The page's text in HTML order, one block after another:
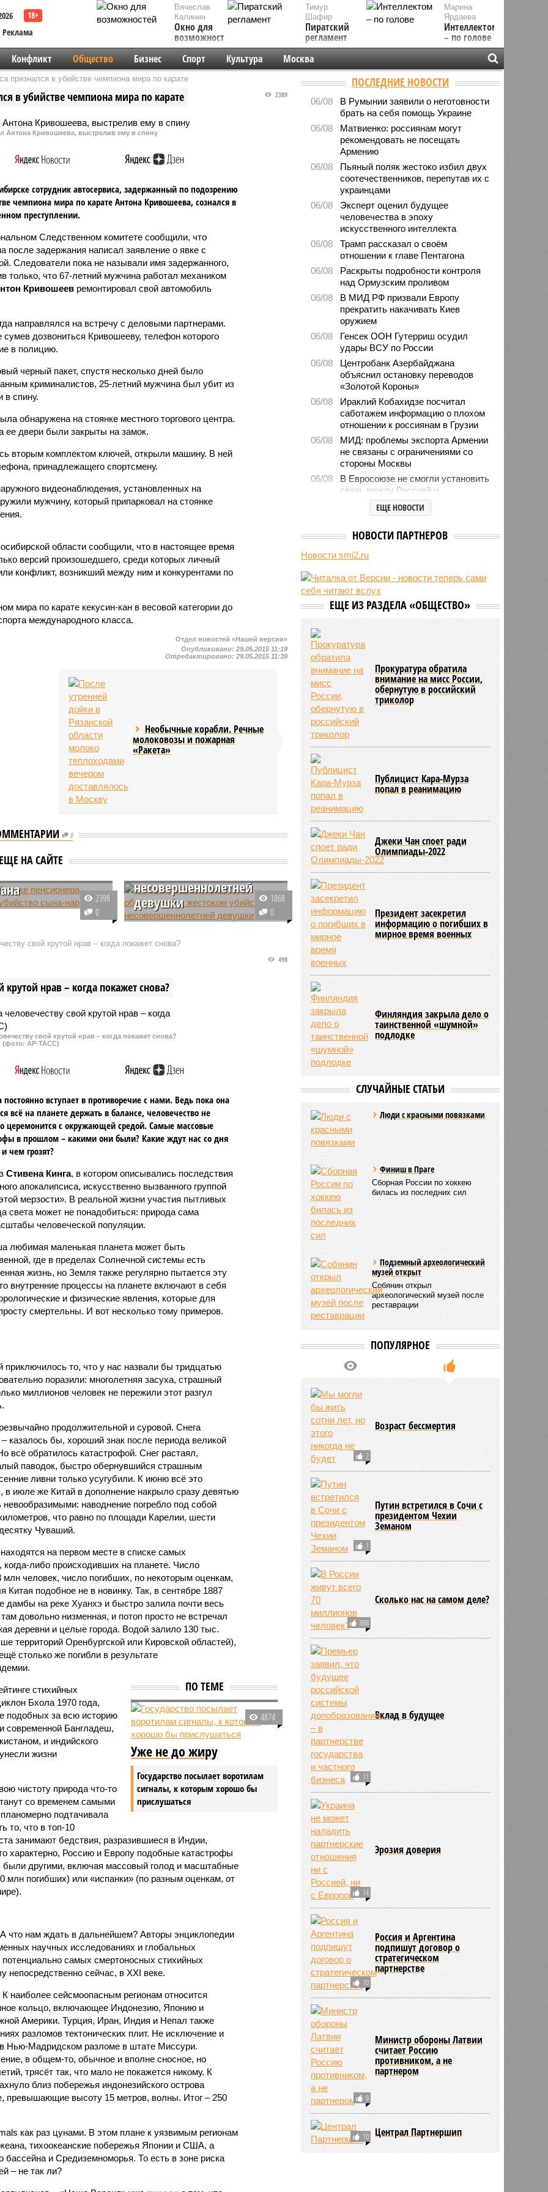
Реклама
Вячеслав
Калинин
Окно для
возможностей
Марина
Ярдаева
Интеллектом
– по голове
Тимур
Шафир
Пиратский
регламент
Конфликт Общество Бизнес Спорт Культура Москва
признался в убийстве чемпиона мира по карате
в убийстве чемпиона мира по карате 2389
Антона Кривошеева, выстрелив ему в спину
сотрудник автосервиса, задержанный по подозрению
чемпиона мира по карате Антона Кривошеева, сознался в
преступлении.
Следственном комитете сообщили, что
после задержания написал заявление о явке с
Следователи пока не называли имя задержанного,
только, что 67-летний мужчина работал механиком
Кривошеевремонтировал свой автомобиль
направлялся на встречу с деловыми партнерами.
дозвониться Кривошееву, телефон которого
в полицию.
черный пакет, спустя несколько дней было
криминалистов, 25-летний мужчина был убит из
в спину.
обнаружена на стоянке местного торгового центра.
ее двери были закрыты на замок.
вторым комплектом ключей, открыли машину. В ней
принадлежащего спортсмену.
видеонаблюдения, установленных на
мужчину, который припарковал на стоянке
области сообщили, что в настоящее время
версий произошедшего, среди которых личный
конфликт, возникший между ним и конкурентами по
мира по карате кекусин-кан в весовой категории до
международного класса.
Отдел новостей «Нашей версии»
Опубликовано:29.05.2015 11:19
Отредактировано:29.05.2015 11:39
Необычные корабли. Речные
молоковозы и пожарная
«Ракета»
0
ЕЩЕ НА САЙТЕ
осудили за
из города
сына-
2398
0
В Новосибирске
арестован обвиняемый в
несовершеннолетней
девушки
Суд Новосибирска сегодня
человека, обвиняемого в
множественными ножевыми
вечером на улице города.
1868
0
свой крутой нрав – когда покажет снова?
нрав – когда покажет снова?
498
свой крутой нрав – когда покажет снова?
(фото: АР-ТАСС)
постоянно вступает в противоречие с нами. Ведь пока она
всё на планете держать в балансе, человечество не
церемонится с окружающей средой. Самые массовые
в прошлом – какими они были? Какие ждут нас со дня
чем грозят?
Стивена Кинга, в котором описывались последствия
апокалипсиса, искусственно вызванного группой
мерзости». В реальной жизни участия пытливых
света может не понадобиться: природа сама
человеческой популяции.
любимая маленькая планета может быть
где в пределах Солнечной системы есть
жизнь, но Земля также регулярно пытается эту
внутренние процессы на планете включают в себя
и физические явления, которые для
смертельны. И вот несколько тому примеров.
то, что у нас назвали бы тридцатью
поразили: многолетняя засуха, страшный
миллионов человек не пережили этот разгул
продолжительной и суровой. Снега
казалось бы, хороший знак после периода великой
всё обратилось катастрофой. Снег растаял,
паводок, быстро обернувшийся страшным
ливни только усугубили. К июню всё это
в июле же Китай в дополнение накрыло сразу девятью
наводнение погребло под собой
что равно по площади Карелии, шести
Чуваший.
на первом месте в списке самых
либо происходивших на планете. Число
млн человек, число погибших, по некоторым оценкам,
подобное не в новинку. Так, в сентябре 1887
дамбы на реке Хуанхэ и быстро залила почти весь
довольно низменная, и потоп просто не встречал
деревни и целые города. Водой залило 130 тыс.
территорий Оренбургской или Кировской областей),
столько же погибли в результате
ПО ТЕМЕ
4874
Уже не до жиру
Государство посылает воротилам
сигналы, к которым хорошо бы
прислушаться
стихийных
Бхола 1970 года,
за всю историю
современной Бангладеш,
и индийского
жизни
чистоту природа что-то
со временем самыми
подтачивала
то, что в топ-10
занимают бедствия, разразившиеся в Индии,
характерно, Россию и Европу подобные катастрофы
были другими, включая массовый голод и масштабные
млн погибших) или «испанки» (по разным оценкам, от
что нам ждать в дальнейшем? Авторы энциклопедии
научных исследованиях и глобальных
потенциально самых смертоносных стихийных
непосредственно сейчас, в XXI веке.
наиболее сейсмоопасным регионам относится
кольцо, включающее Индонезию, Японию и
Америки. Турция, Иран, Индия и Непал также
разломов тектонических плит. Не исключение и
Нью-Мадридском разломе в штате Миссури.
в общем-то, обычное и вполне сносное, но
трясёт так, что мало не покажется никому. К
близ побережья индонезийского острова
превышающие высоту 15 метров, волны. Итог – 250
как раз цунами. В этом плане к уязвимым регионам
тихо­океанские побережья Японии и США, а
бассейна и Средиземноморья. То есть в зоне риска
– не так ли?
ПОСЛЕДНИЕ НОВОСТИ
06/08
В Румынии заявили о неготовности
брать на себя помощь Украине
06/08
Матвиенко: россиянам могут
рекомендовать не посещать
Армению
06/08
Пьяный поляк жестоко избил двух
соотечественников, перепутав их с
украинцами
06/08
Эксперт оценил будущее
человечества в эпоху
искусственного интеллекта
06/08
Трамп рассказал о своём
отношении к главе Пентагона
06/08
Раскрыты подробности контроля
над Ормузским проливом
06/08
В МИД РФ призвали Европу
прекратить накачивать Киев
оружием
06/08
Генсек ООН Гутерриш осудил
удары ВСУ по России
06/08
Центробанк Азербайджана
объяснил остановку переводов
«Золотой Короны»
06/08
Ираклий Кобахидзе посчитал
саботажем информацию о плохом
отношении к россиянам в Грузии
06/08
МИД: проблемы экспорта Армении
не связаны с ограничениями со
стороны Москвы
06/08
В Евросоюзе не смогли установить
связь между Россией и
миграционным кризисом в Сеуте
Ямпольская объяснила причины
ведущие вузы страны
06/08
Euractiv: закрытие границы с
экономики Финляндии
06/08
Минобрнауки осенью примет
решение о правилах приёма на
ЕЩЕ НОВОСТИ
НОВОСТИ ПАРТНЕРОВ
Новости smi2.ru
ЕЩЕ ИЗ РАЗДЕЛА «ОБЩЕСТВО»
Прокуратура обратила
внимание на мисс России,
обернутую в российский
триколор
Публицист Кара-Мурза
попал в реанимацию
Джеки Чан споет ради
Олимпиады-2022
Президент засекретил
информацию о погибших в
мирное время военных
Финляндия закрыла дело о
таинственной «шумной»
подлодке
СЛУЧАЙНЫЕ СТАТЬИ
Люди с красными повязками
Финиш в Праге
Сборная России по хоккею
билась из последних сил
Подземный археологический
музей открыт
Собянин открыл
археологический музей после
реставрации
ПОПУЛЯРНОЕ
2
Возраст бессмертия
1
Путин встретился в Сочи с
президентом Чехии
Земаном
888
Сколько нас на самом деле?
11
Вклад в будущее
14
Эрозия доверия
10
Россия и Аргентина
подпишут договор о
стратегическом
партнерстве
9
Министр обороны Латвии
считает Россию
противником, а не
партнером
10 Централ Партнершип